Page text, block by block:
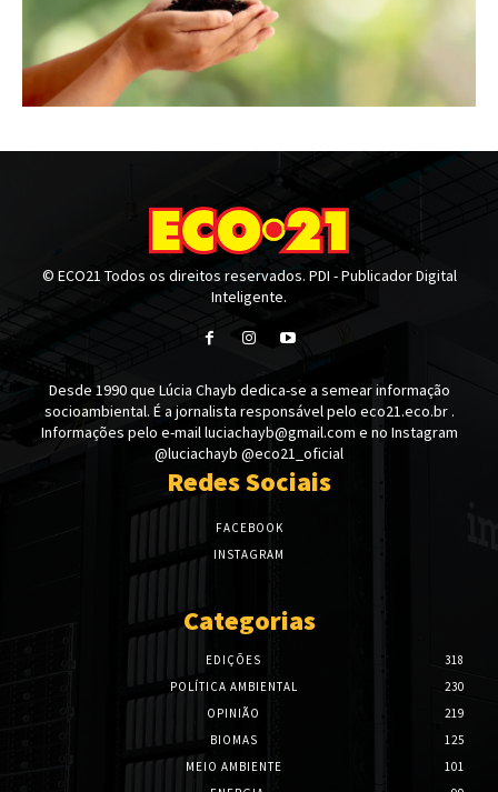
© ECO21 Todos os direitos reservados. PDI - Publicador Digital
Inteligente.
Desde 1990 que Lúcia Chayb dedica-se a semear informação
socioambiental. É a jornalista responsável pelo eco21.eco.br .
Informações pelo e-mail luciachayb@gmail.com e no Instagram
@luciachayb @eco21_oficial
Redes Sociais
FACEBOOK
INSTAGRAM
Categorias
EDIÇÕES
318
POLÍTICA AMBIENTAL
230
OPINIÃO
219
BIOMAS
125
MEIO AMBIENTE
101